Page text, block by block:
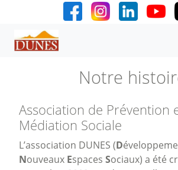
Aller au contenu principal
Notre
Association de Prévention
Médiation Sociale
L’association DUNES (D
Nouveaux Espaces Sociaux) a été